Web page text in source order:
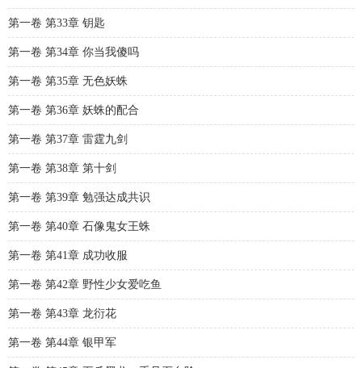
第一卷 第33章 钥匙
第一卷 第34章 你当我傻吗
第一卷 第35章 无色妖蛛
第一卷 第36章 妖蛛的配合
第一卷 第37章 雷霆九剑
第一卷 第38章 第十剑
第一卷 第39章 勉强达成共识
第一卷 第40章 石像鬼女王蛛
第一卷 第41章 成功收服
第一卷 第42章 野性少女爱吃鱼
第一卷 第43章 龙衍花
第一卷 第44章 银甲军